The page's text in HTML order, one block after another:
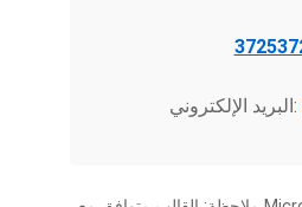
البريد الإلكتروني: